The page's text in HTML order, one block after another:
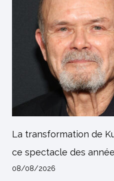
La transformation de
ce spectacle des
08/08/2026